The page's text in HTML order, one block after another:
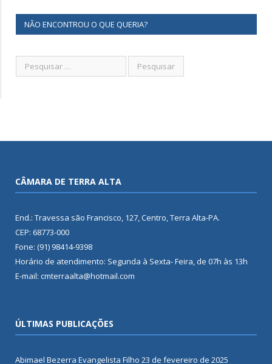
NÃO ENCONTROU O QUE QUERIA?
CÂMARA DE TERRA ALTA
End.: Travessa são Francisco, 127, Centro, Terra Alta-PA.
CEP: 68773-000
Fone: (91) 98414-9398
Horário de atendimento: Segunda à Sexta- Feira, de 07h às 13h
E-mail: cmterraalta@hotmail.com
ÚLTIMAS PUBLICAÇÕES
Abimael Bezerra Evangelista Filho 23 de fevereiro de 2025